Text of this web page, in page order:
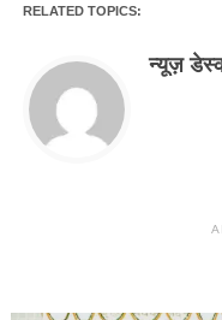
RELATED TOPICS:
न्यूज़